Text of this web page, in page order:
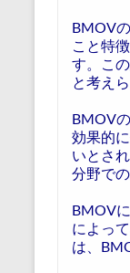
BMOV
こと特
す。こ
と考え
BMOV
効果的
いとさ
分野で
BMOV
によっ
は、